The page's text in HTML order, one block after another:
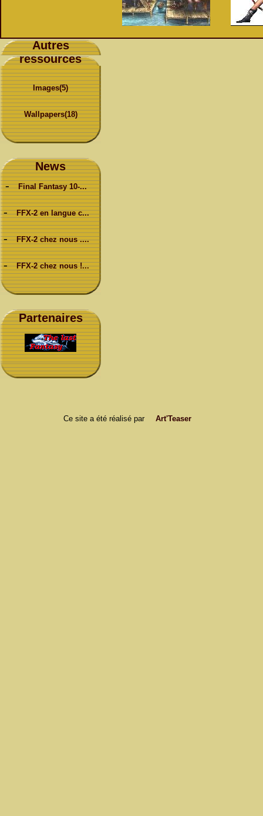
Autres
ressources
Images(5)
Wallpapers(18)
News
-
Final Fantasy 10-...
- FFX-2 en langue c...
- FFX-2 chez nous ....
- FFX-2 chez nous !...
Partenaires
Ce site a été réalisé par Art'Teaser